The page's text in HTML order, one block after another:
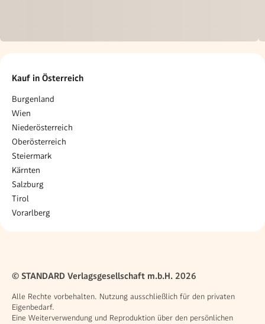
Kauf in Österreich
Burgenland
Wien
Niederösterreich
Oberösterreich
Steiermark
Kärnten
Salzburg
Tirol
Vorarlberg
© STANDARD Verlagsgesellschaft m.b.H. 2026
Alle Rechte vorbehalten. Nutzung ausschließlich für den privaten
Eigenbedarf.
Eine Weiterverwendung und Reproduktion über den persönlichen